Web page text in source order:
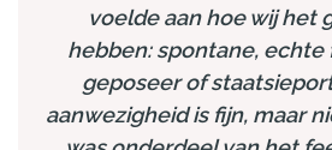
voelde aan hoe wij het
hebben: spontane, echte
geposeer of
aanwezigheid is fijn, maar